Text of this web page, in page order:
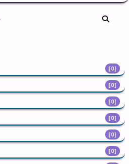
[0]
[0]
[0]
[0]
[0]
[0]